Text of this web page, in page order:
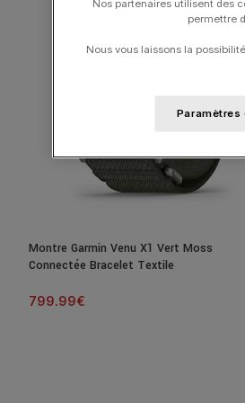
Montre Garmin Venu X1 Vert Moss
Connectée Bracelet Textile
799.99€
Nos partenaires utilisent des
permettre
Nous vous laissons la
Paramètres